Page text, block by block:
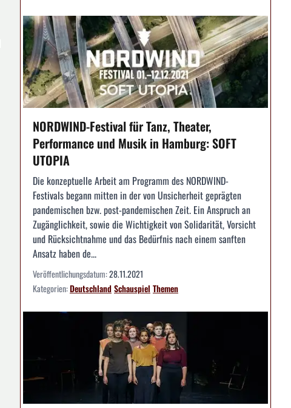
NORDWIND-Festival für Tanz, Theater,
Performance und Musik in Hamburg: SOFT
UTOPIA
Die konzeptuelle Arbeit am Programm des NORDWIND-
Festivals begann mitten in der von Unsicherheit geprägten
pandemischen bzw. post-pandemischen Zeit. Ein Anspruch an
Zugänglichkeit, sowie die Wichtigkeit von Solidarität, Vorsicht
und Rücksichtnahme und das Bedürfnis nach einem sanften
Ansatz haben de...
Veröffentlichungsdatum:28.11.2021
Kategorien:DeutschlandSchauspiel Themen